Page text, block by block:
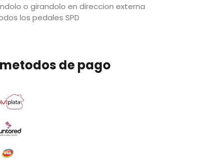
o girandolo en direccion externa
los pedales SPD
de pago